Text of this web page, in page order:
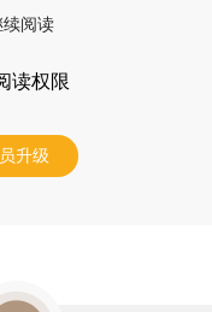
续阅读
读权限
升级